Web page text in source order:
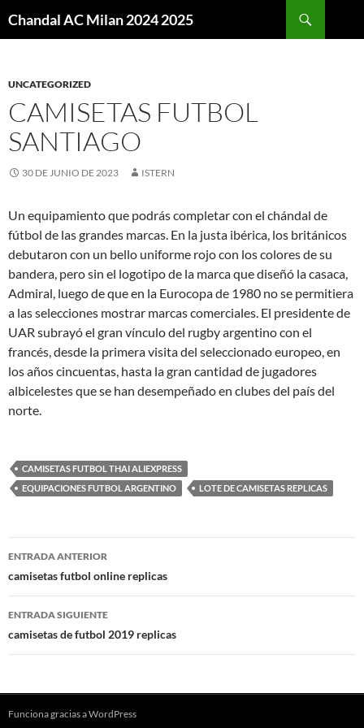
Chandal AC Milan 2024 2025
UNCATEGORIZED
CAMISETAS FUTBOL
SANTIAGO
30 DE JUNIO DE 2023 ISTERN
Un equipamiento que podrás completar con el chándal de
fútbol de las grandes marcas. En la justa ibérica, los británicos
debutaron con un bello uniforme rojo con los colores de su
bandera, pero sin el logotipo de la marca que diseñó la casaca,
Admiral, luego de que en la Eurocopa de 1980 no se permitiera
a las selecciones mostrar marcas comerciales. El presidente de
UAR subrayó el gran vínculo del rugby argentino con el
francés, desde la primera visita del seleccionado europeo, en
los años cincuentas, hasta la gran cantidad de jugadores
albicelestes que se han desempeñado en clubes del país del
norte.
CAMISETAS FUTBOL THAI ALIEXPRESS
EQUIPACIONES FUTBOL ARGENTINO
LOTE DE CAMISETAS REPLICAS
Navegación
de
entradas
ENTRADA ANTERIOR
camisetas futbol online replicas
ENTRADA SIGUIENTE
camisetas de futbol 2019 replicas
Funciona gracias a WordPress